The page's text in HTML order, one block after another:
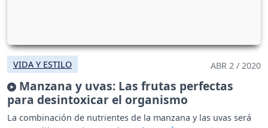
VIDA Y ESTILO ABR 2 / 2020
Manzana y uvas: Las frutas perfectas
para desintoxicar el organismo
La combinación de nutrientes de la manzana y las uvas será